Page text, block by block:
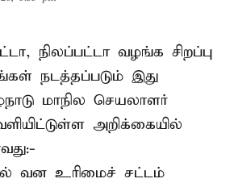
நிலப்பட்டா வழங்க சிறப்பு
நடத்தப்படும் இது
மாநில செயலாளர்
அறிக்கையில்
வன உரிமைச் சட்டம்